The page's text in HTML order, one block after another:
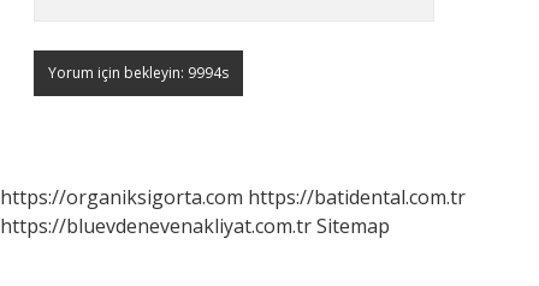
https://organiksigorta.com https://batidental.com.tr
https://bluevdenevenakliyat.com.trSitemap